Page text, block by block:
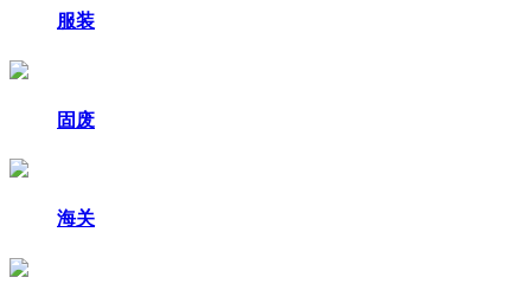
服装
固废
海关